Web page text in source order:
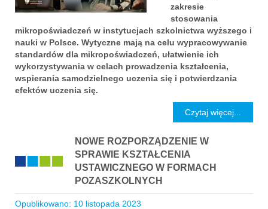
zakresie
stosowania
mikropoświadczeń w instytucjach szkolnictwa wyższego i
nauki w Polsce. Wytyczne mają na celu wypracowywanie
standardów dla mikropoświadczeń, ułatwienie ich
wykorzystywania w celach prowadzenia kształcenia,
wspierania samodzielnego uczenia się i potwierdzania
efektów uczenia się.
Czytaj więcej...
NOWE ROZPORZĄDZENIE W
SPRAWIE KSZTAŁCENIA
USTAWICZNEGO W FORMACH
POZASZKOLNYCH
Opublikowano: 10 listopada 2023